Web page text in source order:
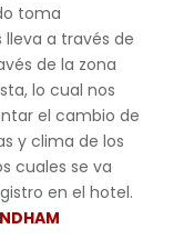
toma
a través de
de la zona
lo cual nos
el cambio de
y clima de los
cuales se va
en el hotel.